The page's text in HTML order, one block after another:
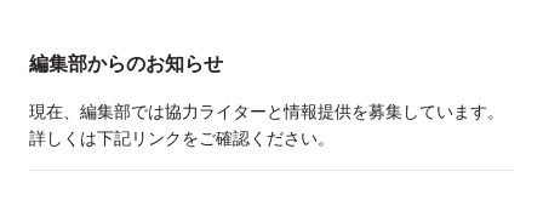
編集部からのお知らせ
現在、編集部では協力ライターと情報提供を募集しています。
詳しくは下記リンクをご確認ください。